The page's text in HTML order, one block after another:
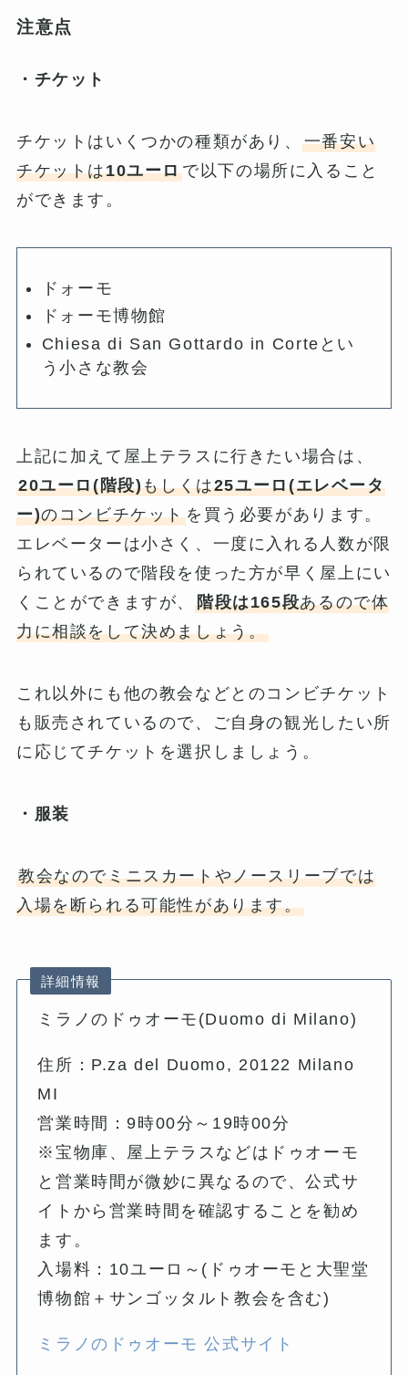
注意点
・チケット
チケットはいくつかの種類があり、 一番安い
チケットは10ユーロで以下の場所に入ること
ができます。
ドォーモ
ドォーモ博物館
Chiesa di San Gottardo in Corteとい
う小さな教会
上記に加えて屋上テラスに行きたい場合は、
20ユーロ(階段)もしくは25ユーロ(エレベータ
ー)のコンビチケットを買う必要があります。
エレベーターは小さく、一度に入れる人数が限
られているので階段を使った方が早く屋上にい
くことができますが、階段は165段あるので体
力に相談をして決めましょう。
これ以外にも他の教会などとのコンビチケット
も販売されているので、ご自身の観光したい所
に応じてチケットを選択しましょう。
・服装
教会なのでミニスカートやノースリーブでは
入場を断られる可能性があります。
詳細情報
ミラノのドゥオーモ(Duomo di Milano)
住所：P.za del Duomo, 20122 Milano
MI
営業時間：9時00分～19時00分
※宝物庫、屋上テラスなどはドゥオーモ
と営業時間が微妙に異なるので、公式サ
イトから営業時間を確認することを勧め
ます。
入場料：10ユーロ～(ドゥオーモと大聖堂
博物館＋サンゴッタルト教会を含む)
ミラノのドゥオーモ 公式サイト